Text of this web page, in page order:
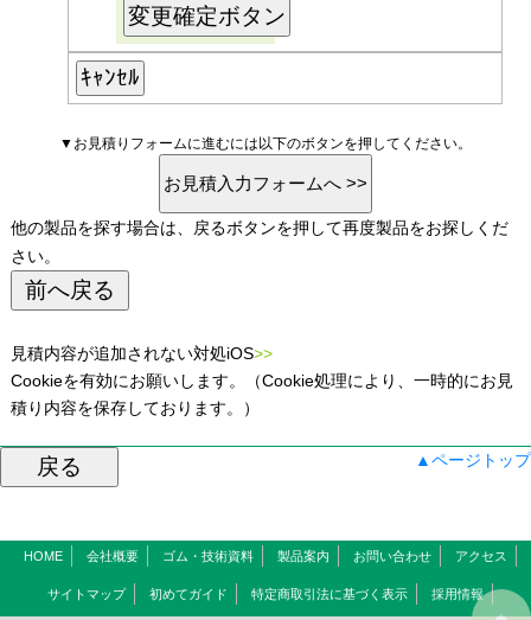
▼お見積りフォームに進むには以下のボタンを押してください。
他の製品を探す場合は、戻るボタンを押して再度製品をお探しくだ
さい。
見積内容が追加されない対処iOS>>
Cookieを有効にお願いします。（Cookie処理により、一時的にお見
積り内容を保存しております。）
▲ページトップ
HOME 会社概要 ゴム・技術資料 製品案内 お問い合わせ アクセス
サイトマップ 初めてガイド 特定商取引法に基づく表示 採用情報